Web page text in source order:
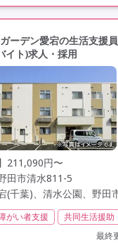
ーデン愛宕の生活支援
イト)求人・採用
211,090円〜
田市清水811-5
(千葉)、清水公園、野田
がい者支援
共同生活援助
実務者研修(ヘルパ
最終